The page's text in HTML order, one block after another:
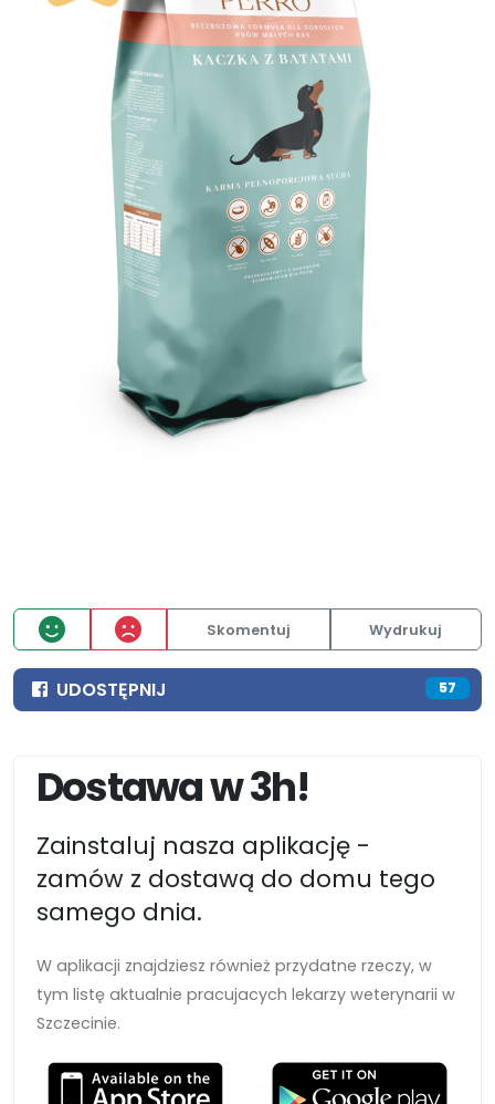
Skomentuj Wydrukuj
UDOSTĘPNIJ 57
Dostawa w 3h!
Zainstaluj nasza aplikację -
zamów z dostawą do domu tego
samego dnia.
W aplikacji znajdziesz również przydatne rzeczy, w
tym listę aktualnie pracujacych lekarzy weterynarii w
Szczecinie.